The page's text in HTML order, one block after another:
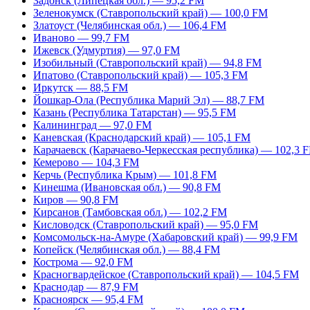
Зеленокумск (Ставропольский край) — 100,0 FM
Златоуст (Челябинская обл.) — 106,4 FM
Иваново — 99,7 FM
Ижевск (Удмуртия) — 97,0 FM
Изобильный (Ставропольский край) — 94,8 FM
Ипатово (Ставропольский край) — 105,3 FM
Иркутск — 88,5 FM
Йошкар-Ола (Республика Марий Эл) — 88,7 FM
Казань (Республика Татарстан) — 95,5 FM
Калининград — 97,0 FM
Каневская (Краснодарский край) — 105,1 FM
Карачаевск (Карачаево-Черкесская республика) — 102,3
Кемерово — 104,3 FM
Керчь (Республика Крым) — 101,8 FM
Кинешма (Ивановская обл.) — 90,8 FM
Киров — 90,8 FM
Кирсанов (Тамбовская обл.) — 102,2 FM
Кисловодск (Ставропольский край) — 95,0 FM
Комсомольск-на-Амуре (Хабаровский край) — 99,9 FM
Копейск (Челябинская обл.) — 88,4 FM
Кострома — 92,0 FM
Красногвардейское (Ставропольский край) — 104,5 FM
Краснодар — 87,9 FM
Красноярск — 95,4 FM